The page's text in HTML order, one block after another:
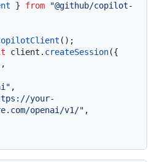
} from
"@github/copilot-
client. createSession({
,
,
your-
openai/v1/" ,